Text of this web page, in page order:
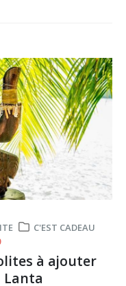
C'EST CADEAU
à ajouter
Lanta